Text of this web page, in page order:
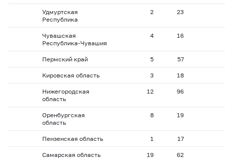
Удмуртская
Республика
2 23
Чувашская
Республика-Чувашия
4 16
Пермский край 5 57
Кировская область 3 18
Нижегородская
область
12 96
Оренбургская
область
8 19
Пензенская область 1 17
Самарская область 19 62